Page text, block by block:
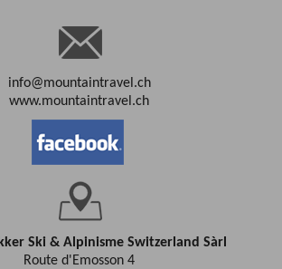
info@mountaintravel.ch
www.mountaintravel.ch
Ski & Alpinisme Switzerland Sàrl
Route d'Emosson 4